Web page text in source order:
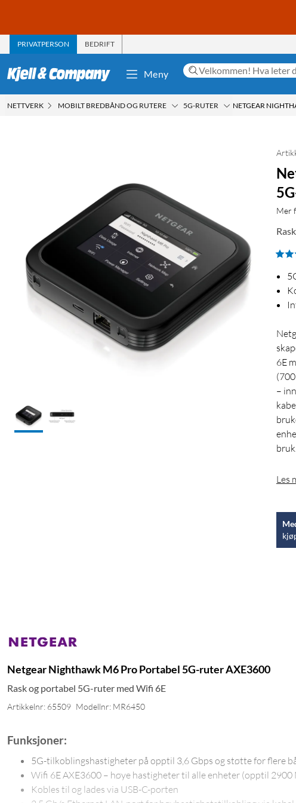
PRIVATPERSON BEDRIFT
Meny
NETTVERK MOBILT BREDBÅND OG RUTERE 5G-RUTER
Mer
6E
–
Les
Netgear Nighthawk M6 Pro Portabel 5G-ruter AXE3600
Rask og portabel 5G-ruter med Wifi 6E
Artikkelnr: 65509 Modellnr: MR6450
Funksjoner:
5G-tilkoblingshastigheter på opptil 3,6 Gbps og støtte for flere
Wifi 6E AXE3600 – høye hastigheter til alle enheter (opptil
Kobles til og lades via USB-C-porten